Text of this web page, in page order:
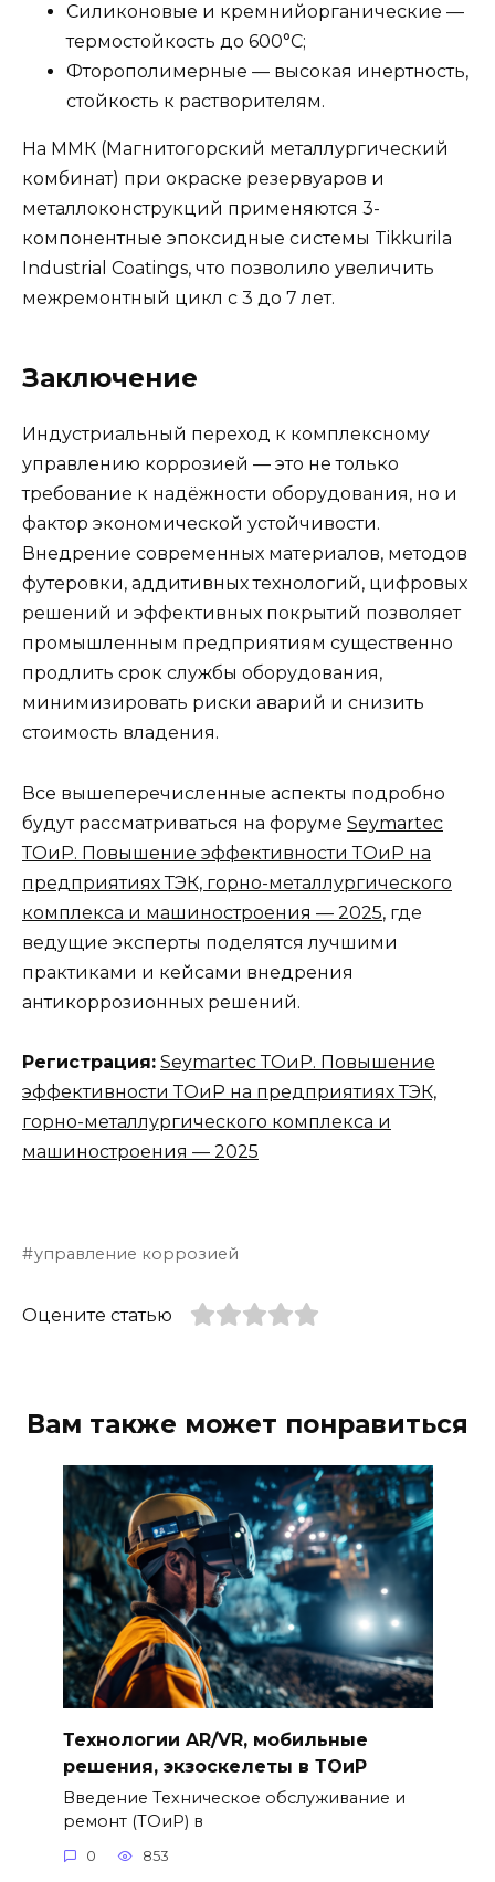
Силиконовые и кремнийорганические —
термостойкость до 600°C;
Фторополимерные — высокая инертность,
стойкость к растворителям.
На ММК (Магнитогорский металлургический
комбинат) при окраске резервуаров и
металлоконструкций применяются 3-
компонентные эпоксидные системы Tikkurila
Industrial Coatings, что позволило увеличить
межремонтный цикл с 3 до 7 лет.
Заключение
Индустриальный переход к комплексному
управлению коррозией — это не только
требование к надёжности оборудования, но и
фактор экономической устойчивости.
Внедрение современных материалов, методов
футеровки, аддитивных технологий, цифровых
решений и эффективных покрытий позволяет
промышленным предприятиям существенно
продлить срок службы оборудования,
минимизировать риски аварий и снизить
стоимость владения.
Все вышеперечисленные аспекты подробно
будут рассматриваться на форуме Seymartec
ТОиР. Повышение эффективности ТОиР на
предприятиях ТЭК, горно-металлургического
комплекса и машиностроения — 2025, где
ведущие эксперты поделятся лучшими
практиками и кейсами внедрения
антикоррозионных решений.
Регистрация: Seymartec ТОиР. Повышение
эффективности ТОиР на предприятиях ТЭК,
горно-металлургического комплекса и
машиностроения — 2025
управление коррозией
Оцените статью
Вам также может понравиться
Технологии AR/VR, мобильные
решения, экзоскелеты в ТОиР
Введение Техническое обслуживание и
ремонт (ТОиР) в
0 853